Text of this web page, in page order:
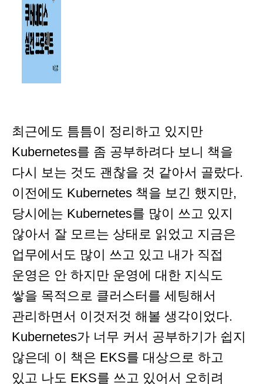
최근에도 틈틈이 정리하고 있지만
Kubernetes를 좀 공부하려다 보니 책을
다시 보는 것도 괜찮을 것 같아서 골랐다.
이전에도 Kubernetes 책을 보긴 했지만,
당시에는 Kubernetes를 많이 쓰고 있지
않아서 잘 모르는 상태로 읽었고 지금은
업무에서도 많이 쓰고 있고 내가 직접
운영은 안 하지만 운영에 대한 지식도
쌓을 목적으로 클러스터를 세팅해서
관리하면서 이것저것 해볼 생각이었다.
Kubernetes가 너무 커서 공부하기가 쉽지
않은데 이 책은 EKS를 대상으로 하고
있고 나도 EKS를 쓰고 있어서 오히려